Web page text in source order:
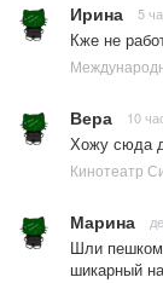
Ирина 5
Кже не
Вера 10
Хожу сюда
Кинотеатр
Марина
Шли пешком
шикарный